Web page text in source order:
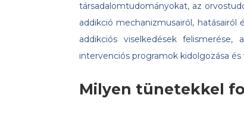
társadalomtudományokat, az
addikció mechanizmusairól,
addikciós viselkedések
intervenciós programok kidolgozása és
Milyen tünetekkel